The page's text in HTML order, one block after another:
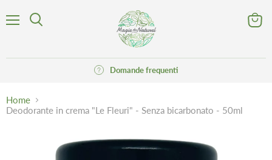
Domande frequenti
Home
Deodorante in crema "Le Fleuri" - Senza bicarbonato - 50ml